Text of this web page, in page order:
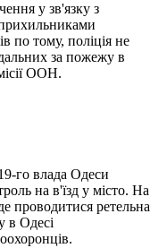
у зв'язку з
по тому, поліція не
за пожежу в
ООН.
го влада Одеси
на в'їзд у місто. На
проводитися ретельна
в Одесі